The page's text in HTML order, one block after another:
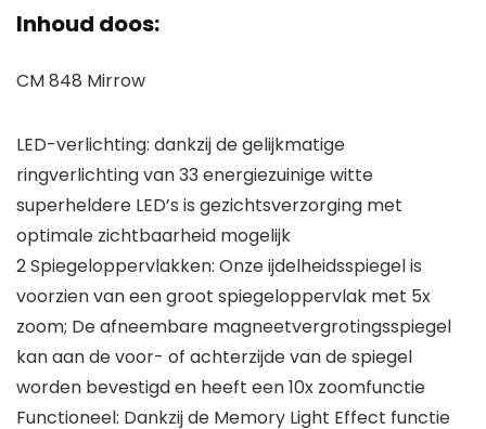
Inhoud doos:
CM 848 Mirrow
LED-verlichting: dankzij de gelijkmatige
ringverlichting van 33 energiezuinige witte
superheldere LED’s is gezichtsverzorging met
optimale zichtbaarheid mogelijk
2 Spiegeloppervlakken: Onze ijdelheidsspiegel is
voorzien van een groot spiegeloppervlak met 5x
zoom; De afneembare magneetvergrotingsspiegel
kan aan de voor- of achterzijde van de spiegel
worden bevestigd en heeft een 10x zoomfunctie
Functioneel: Dankzij de Memory Light Effect functie